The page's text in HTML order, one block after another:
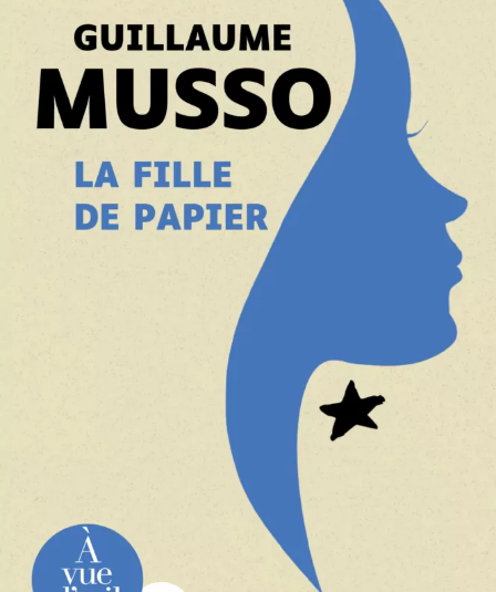
La Fille de papier
Guillaume Musso